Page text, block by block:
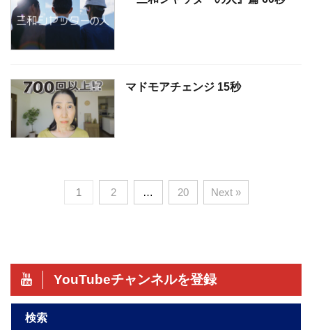
マドモアチェンジ 15秒
1 2 … 20 Next »
YouTubeチャンネルを登録
検索